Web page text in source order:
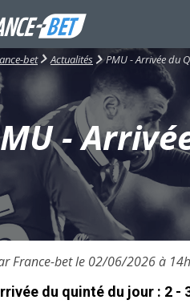
bet Actualités PMU - Arrivée du
-
France-bet le 02/06/2026 à
du quinté du jour : 2 -